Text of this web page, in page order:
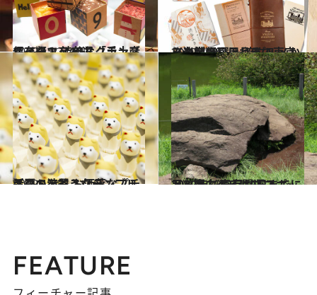
2019.11.24
保存版！ 渋谷スクランブルスクエア 旬な「手土産スイーツ」10選
ライフスタイル 2019.12.8
〈決定版〉これぞ！東京みやげ10選 一流グルメから老舗の日用品まで
旅＆お出かけ
2019.12.8
話題の渋谷スクランブルスクエアで お洒落なプチギフトを買うなら
グルメ 2019.11.30
2020年《東京開運スポット》案内 12月19日までに足を運ぶべきはココ
ライフスタイル
FEATURE